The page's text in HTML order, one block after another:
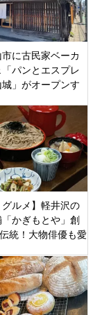
に古民家ベーカ
「パンとエスプレ
」がオープンす
？！
グルメ】軽井沢の
かぎもとや」創
統！大物俳優も愛